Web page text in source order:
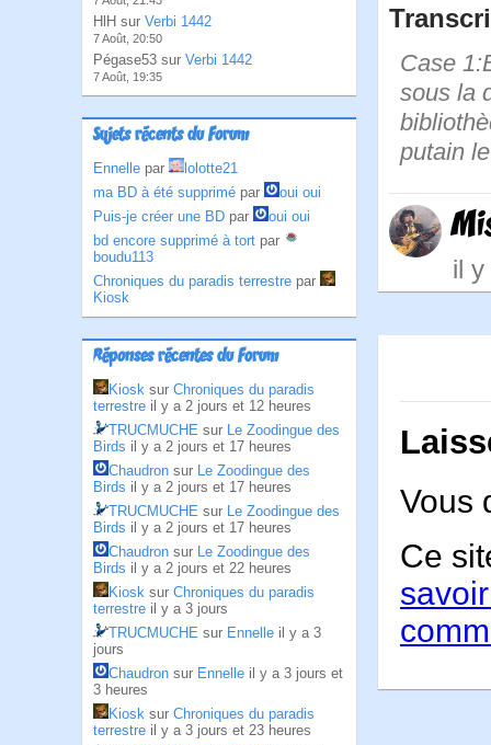
HlH sur Verbi 1442
7 Août, 20:50
Pégase53 sur Verbi 1442
7 Août, 19:35
Sujets récents du Forum
Ennelle par
lolotte21
ma BD à été supprimé par
oui oui
Puis-je créer une BD par
oui oui
bd encore supprimé à tort par
boudu113
Chroniques du paradis terrestre par
Kiosk
Réponses récentes du Forum
Kiosk sur Chroniques du paradis
terrestre il y a 2 jours et 12 heures
TRUCMUCHE sur Le Zoodingue des
Birds il y a 2 jours et 17 heures
Chaudron sur Le Zoodingue des
Birds il y a 2 jours et 17 heures
TRUCMUCHE sur Le Zoodingue des
Birds il y a 2 jours et 17 heures
Chaudron sur Le Zoodingue des
Birds il y a 2 jours et 22 heures
Kiosk sur Chroniques du paradis
terrestre il y a 3 jours
TRUCMUCHE sur Ennelle il y a 3
jours
Chaudron sur Ennelle il y a 3 jours et
3 heures
Kiosk sur Chroniques du paradis
terrestre il y a 3 jours et 23 heures
Case
sous la
putain
il y
Vous
Ce